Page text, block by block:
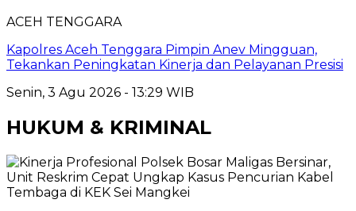
ACEH TENGGARA
Kapolres Aceh Tenggara Pimpin Anev Mingguan,
Tekankan Peningkatan Kinerja dan Pelayanan Presisi
Senin, 3 Agu 2026 - 13:29 WIB
HUKUM & KRIMINAL